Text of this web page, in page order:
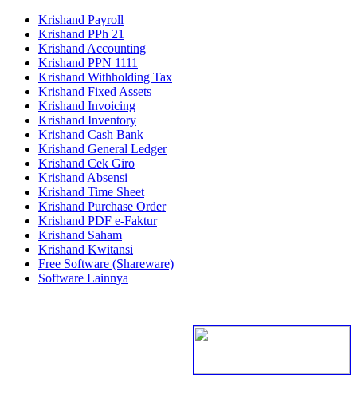
Krishand Payroll
Krishand PPh 21
Krishand Accounting
Krishand PPN 1111
Krishand Withholding Tax
Krishand Fixed Assets
Krishand Invoicing
Krishand Inventory
Krishand Cash Bank
Krishand General Ledger
Krishand Cek Giro
Krishand Absensi
Krishand Time Sheet
Krishand Purchase Order
Krishand PDF e-Faktur
Krishand Saham
Krishand Kwitansi
Free Software (Shareware)
Software Lainnya